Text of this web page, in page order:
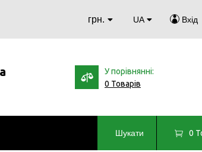
грн. UA Вхід
У порівнянні:
0 Товарів
Шукати 0